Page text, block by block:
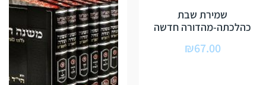
שמירת שבת
כהלכתה-מהדורה חדשה
₪67.00